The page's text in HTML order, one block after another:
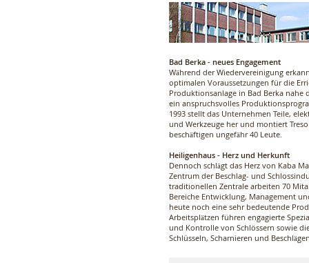
Bad Berka - neues Engagement
Während der Wiedervereinigung
optimalen Voraussetzungen für die
Produktionsanlage in Bad Berka nahe
ein anspruchsvolles
1993 stellt das Unternehmen Teile,
und Werkzeuge her und montiert
beschäftigen ungefähr 40 Leute.
Heiligenhaus - Herz und Herkunft
Dennoch schlägt das Herz von Kaba
Zentrum der Beschlag- und
traditionellen Zentrale arbeiten 70
Bereiche Entwicklung, Management
heute noch eine sehr bedeutende
Arbeitsplätzen führen engagierte
und Kontrolle von Schlössern sowie
Schlüsseln, Scharnieren und